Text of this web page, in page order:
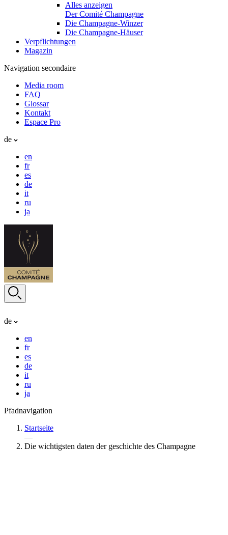
Alles anzeigen
Der Comité Champagne
Die Champagne-Winzer
Die Champagne-Häuser
Verpflichtungen
Magazin
Navigation secondaire
Media room
FAQ
Glossar
Kontakt
Espace Pro
de
en
fr
es
de
it
ru
ja
de
en
fr
es
de
it
ru
ja
Pfadnavigation
Startseite
—
Die wichtigsten daten der geschichte des Champagne